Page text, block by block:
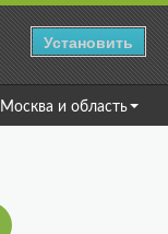
Установить
Москва и область